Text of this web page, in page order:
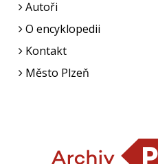
Autoři
O encyklopedii
Kontakt
Město Plzeň